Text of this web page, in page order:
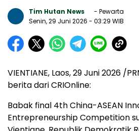
Tim Hutan News
- Pewarta
Senin, 29 Juni 2026 - 03:29 WIB
VIENTIANE, Laos, 29 Juni 2026 /
berita dari CRIOnline:
Babak final 4th China-ASEAN
Entrepreneurship Competition